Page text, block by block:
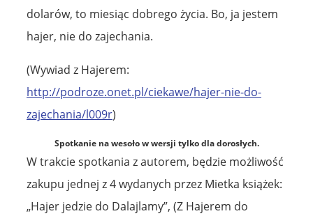
dolarów, to miesiąc dobrego życia. Bo, ja jestem
hajer, nie do zajechania.
(Wywiad z Hajerem:
http://podroze.onet.pl/ciekawe/hajer-nie-do-
zajechania/l009r)
Spotkanie na wesoło w wersji tylko dla dorosłych.
W trakcie spotkania z autorem, będzie możliwość
zakupu jednej z 4 wydanych przez Mietka książek:
„Hajer jedzie do Dalajlamy”, (Z Hajerem do